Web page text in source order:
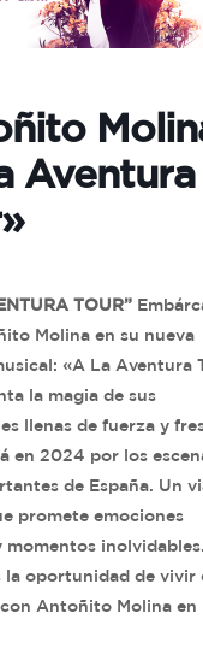
Aventura
TOUR”
Molina en su nueva
«A La Aventura
la magia de sus
llenas de fuerza y
en 2024 por los
de España. Un
promete emociones
momentos
la oportunidad de vivir
Antoñito Molina en